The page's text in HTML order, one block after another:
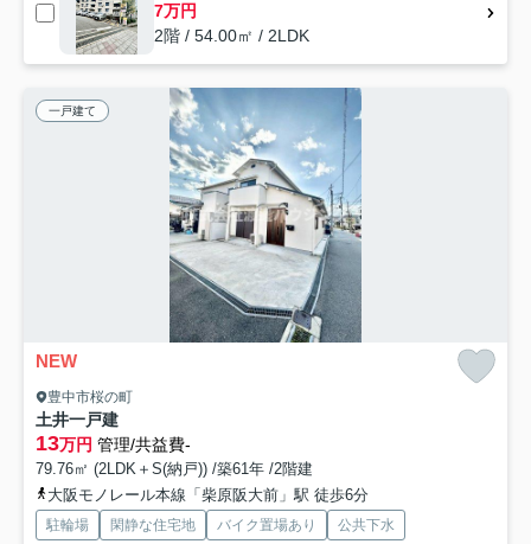
7万円
2階 / 54.00㎡ / 2LDK
一戸建て
NEW
豊中市桜の町
土井一戸建
13万円 管理/共益費-
79.76㎡ (2LDK＋S(納戸)) /築61年 /2階建
大阪モノレール本線「柴原阪大前」駅 徒歩6分
駐輪場 閑静な住宅地 バイク置場あり 公共下水